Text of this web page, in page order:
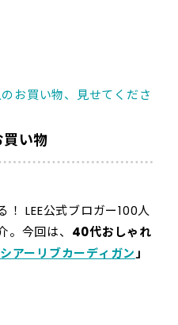
お買い物、見せてくださ
い物
LEE公式ブロガー100人
今回は、 40代おしゃれ
アーリブカーディガン」